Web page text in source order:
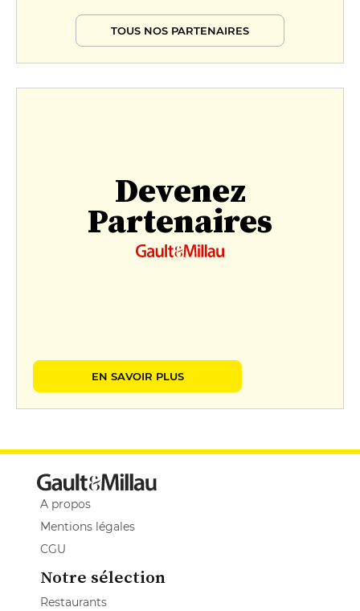
TOUS NOS PARTENAIRES
Devenez
Partenaires
EN SAVOIR PLUS
A propos
Mentions légales
CGU
Notre sélection
Restaurants